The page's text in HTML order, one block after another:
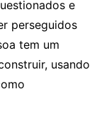
e
perseguidos
tem um
usando